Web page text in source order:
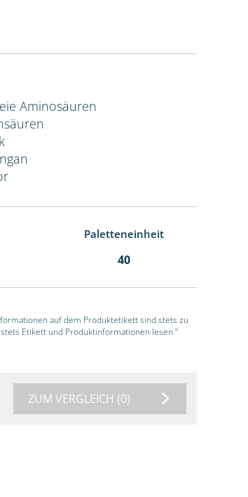
Aminosäuren
Paletteneinheit
40
auf dem Produktetikett sind stets zu
Etikett und Produktinformationen lesen.“
ZUM VERGLEICH (0)